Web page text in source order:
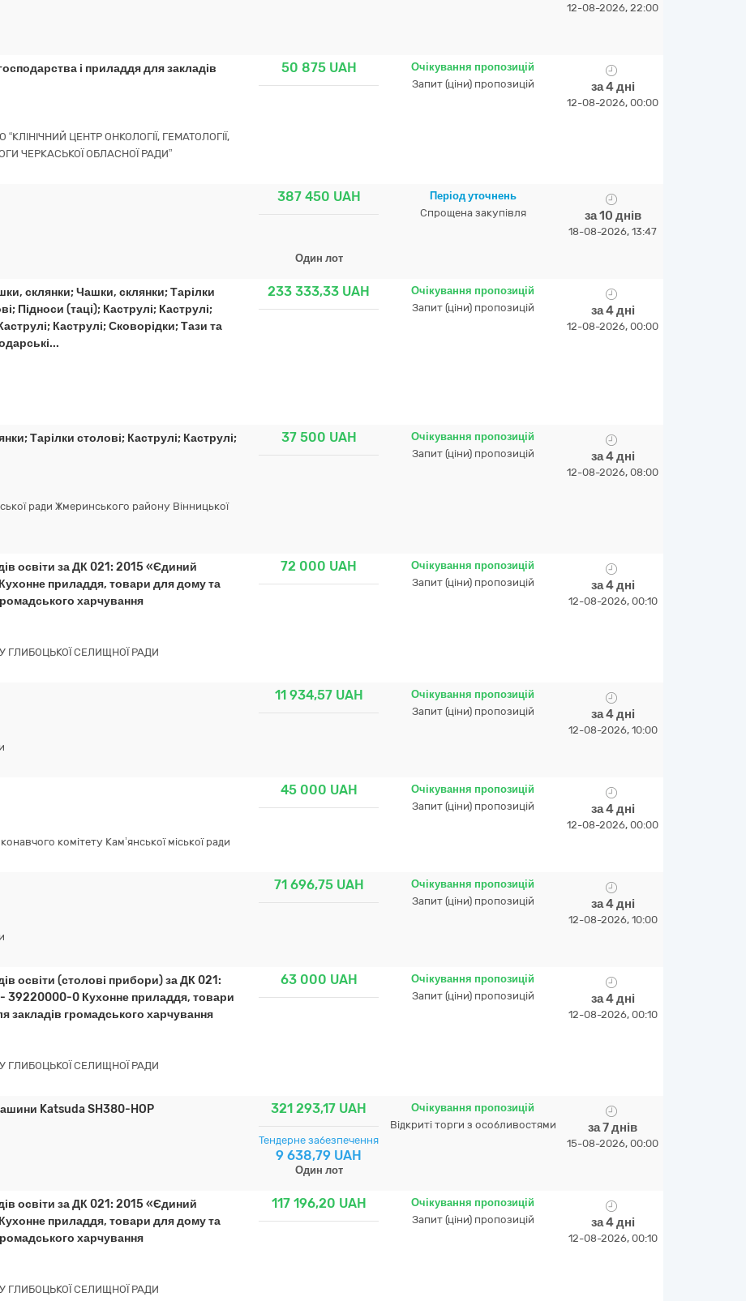
12-08-2026, 22:00
і приладдя для закладів
ЦЕНТР ОНКОЛОГІЇ, ГЕМАТОЛОГІЇ,
ЧЕРКАСЬКОЇ ОБЛАСНОЇ РАДИ”
50 875 UAH
Очікування пропозицій
Запит (ціни) пропозицій
за 4 дні
12-08-2026, 00:00
387 450 UAH
Один лот
Період уточнень
Спрощена закупівля
за 10 днів
18-08-2026, 13:47
склянки; Чашки, склянки; Тарілки
Підноси (таці); Каструлі; Каструлі;
Каструлі; Сковорідки; Тази та
233 333,33 UAH
Очікування пропозицій
Запит (ціни) пропозицій
за 4 дні
12-08-2026, 00:00
Тарілки столові; Каструлі; Каструлі;
ради Жмеринського району Вінницької
37 500 UAH
Очікування пропозицій
Запит (ціни) пропозицій
за 4 дні
12-08-2026, 08:00
освіти за ДК 021: 2015 «Єдиний
приладдя, товари для дому та
харчування
ГЛИБОЦЬКОЇ СЕЛИЩНОЇ РАДИ
72 000 UAH
Очікування пропозицій
Запит (ціни) пропозицій
за 4 дні
12-08-2026, 00:10
11 934,57 UAH
Очікування пропозицій
Запит (ціни) пропозицій
за 4 дні
12-08-2026, 10:00
комітету Кам’янської міської ради
45 000 UAH
Очікування пропозицій
Запит (ціни) пропозицій
за 4 дні
12-08-2026, 00:00
71 696,75 UAH
Очікування пропозицій
Запит (ціни) пропозицій
за 4 дні
12-08-2026, 10:00
освіти (столові прибори) за ДК 021:
39220000-0 Кухонне приладдя, товари
закладів громадського харчування
ГЛИБОЦЬКОЇ СЕЛИЩНОЇ РАДИ
63 000 UAH
Очікування пропозицій
Запит (ціни) пропозицій
за 4 дні
12-08-2026, 00:10
Katsuda SH380-HOP 321 293,17 UAH
Тендерне забезпечення
9 638,79 UAH
Один лот
Очікування пропозицій
Відкриті торги з особливостями
за 7 днів
15-08-2026, 00:00
освіти за ДК 021: 2015 «Єдиний
приладдя, товари для дому та
харчування
ГЛИБОЦЬКОЇ СЕЛИЩНОЇ РАДИ
117 196,20 UAH
Очікування пропозицій
Запит (ціни) пропозицій
за 4 дні
12-08-2026, 00:10